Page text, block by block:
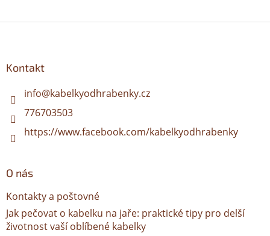
Kontakt
info@kabelkyodhrabenky.cz
776703503
https://www.facebook.com/kabelkyodhrabenky
O nás
Kontakty a poštovné
Jak pečovat o kabelku na jaře: praktické tipy pro delší
životnost vaší oblíbené kabelky